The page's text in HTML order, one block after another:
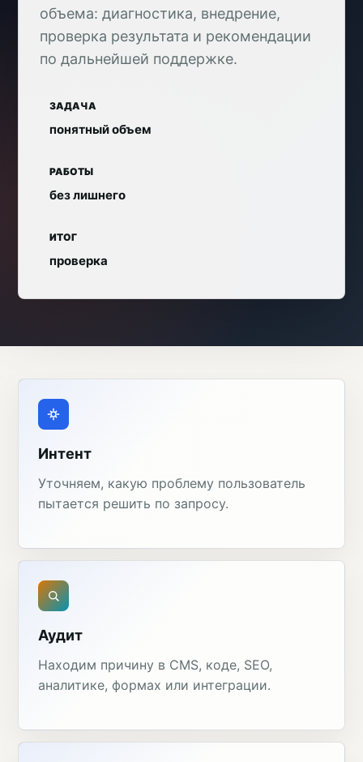
объема: диагностика, внедрение,
проверка результата и рекомендации
по дальнейшей поддержке.
ЗАДАЧА
понятный объем
РАБОТЫ
без лишнего
ИТОГ
проверка
Интент
Уточняем, какую проблему пользователь
пытается решить по запросу.
Аудит
Находим причину в CMS, коде, SEO,
аналитике, формах или интеграции.